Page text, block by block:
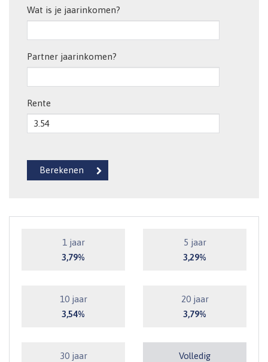
Wat is je jaarinkomen?
Partner jaarinkomen?
Rente
1 jaar
3,79%
5 jaar
3,29%
10 jaar
3,54%
20 jaar
3,79%
30 jaar
Volledig